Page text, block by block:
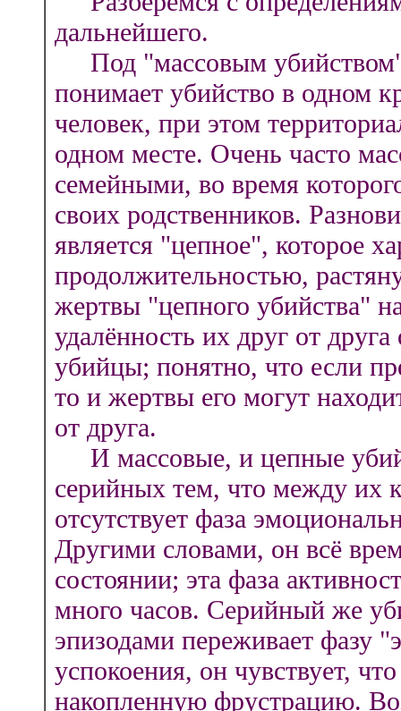
дальнейшего.
Под "массовым убийством"
понимает убийство в одном
человек, при этом
одном месте. Очень часто
семейными, во время
своих родственников.
является "цепное", которое
продолжительностью,
жертвы "цепного убийства"
удалённость их друг от
убийцы; понятно, что если
то и жертвы его могут
от друга.
И массовые, и цепные
серийных тем, что между их
отсутствует фаза
Другими словами, он всё
состоянии; эта фаза
много часов. Серийный же
эпизодами переживает фазу
успокоения, он чувствует,
накопленную фрустрацию.